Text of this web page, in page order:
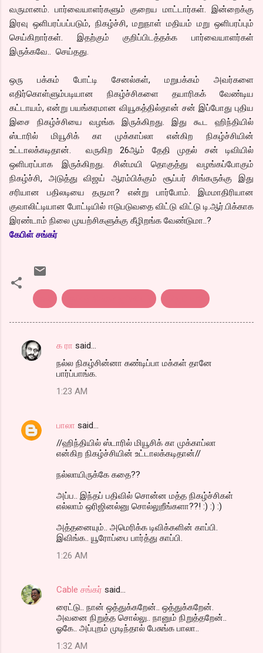
வருமானம். பார்வையாளர்களும் குறைய மாட்டார்கள். இன்றைக்கு
இரவு ஒளிபரப்பப்படும், நிகழ்ச்சி, மறுநாள் மதியம் மறு ஒளிபரப்பும்
செய்கிறார்கள். இதற்கும் குறிப்பிடத்தக்க பார்வையாளர்கள்
இருக்கவே.. செய்தது.
ஒரு பக்கம் போட்டி சேனல்கள், மறுபக்கம் அவர்களை
எதிர்கொள்ளும்படியான நிகழ்ச்சிகளை தயாரிகக் வேண்டிய
கட்டாயம், என்று பயங்கரமான வியூகத்தில்தான் சன் இப்போது புதிய
இசை நிகழ்ச்சியை வழங்க இருக்கிறது. இது கூட ஹிந்தியில்
ஸ்டாரில் மியூசிக் கா முக்காப்லா என்கிற நிகழ்ச்சியின்
உட்டாலக்கடிதான். வருகிற 26ஆம் தேதி முதல் சன் டிவியில்
ஒளிபரப்பாக இருக்கிறது. சின்மயி தொகுத்து வழங்கப்போகும்
நிகழ்ச்சி, அடுத்து விஜய் ஆரம்பிக்கும் சூப்பர் சிங்கருக்கு இது
சரியான பதிலடியை தருமா? என்று பார்போம். இமமாதிரியான
குவாலிட்டியான போட்டியில் ஈடுபடுவதை விட்டு விட்டு டி.ஆர்.பிக்காக
இரண்டாம் நிலை முயற்சிகளுக்கு கீழிறங்க வேண்டுமா..?
கேபிள் சங்கர்
C
n
க ரா said…
நல்ல நிகழ்சின்னா கண்டிப்பா மக்கள் தானே
பார்ப்பாங்க.
1:23 AM
பாலா said…
//ஹிந்தியில் ஸ்டாரில் மியூசிக் கா முக்காப்லா
என்கிற நிகழ்ச்சியின் உட்டாலக்கடிதான்//
நல்லாயிருக்கே கதை??
அப்ப.. இந்தப் பதிவில் சொன்ன மத்த நிகழ்ச்சிகள்
எல்லாம் ஒரிஜினல்னு சொல்லுறீங்களா??! :) :) :)
அத்தனையும்.. அமெரிக்க டிவிக்களின் காப்பி.
இவிங்க.. யூரோப்பை பார்த்து காப்பி.
1:26 AM
Cable சங்கர் said…
ரைட்டு.. நான் ஒத்துக்கறேன்.. ஒத்துக்கறேன்.
அவனை நிறுத்த சொல்லு.. நானும் நிறுத்தறேன்..
ஓகே.. அப்புறம் முடிந்தால் பேசுங்க பாலா..
1:32 AM